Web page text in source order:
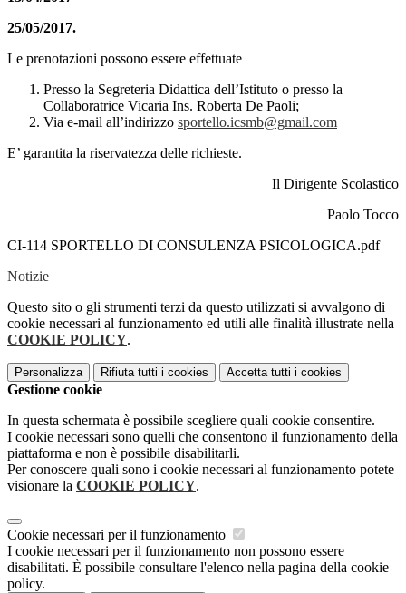
25/05/2017.
Le prenotazioni possono essere effettuate
Presso la Segreteria Didattica dell’Istituto o presso la
Collaboratrice Vicaria Ins. Roberta De Paoli;
Via e-mail all’indirizzo sportello.icsmb@gmail.com
E’ garantita la riservatezza delle richieste.
Il Dirigente Scolastico
Paolo Tocco
CI-114 SPORTELLO DI CONSULENZA PSICOLOGICA.pdf
Notizie
Questo sito o gli strumenti terzi da questo utilizzati si avvalgono di
cookie necessari al funzionamento ed utili alle finalità illustrate nella
COOKIE POLICY.
Personalizza Rifiuta tutti i cookies Accetta tutti i cookies
Gestione cookie
In questa schermata è possibile scegliere quali cookie consentire.
I cookie necessari sono quelli che consentono il funzionamento della
piattaforma e non è possibile disabilitarli.
Per conoscere quali sono i cookie necessari al funzionamento potete
visionare la COOKIE POLICY.
Cookie necessari per il funzionamento
I cookie necessari per il funzionamento non possono essere
disabilitati. È possibile consultare l'elenco nella pagina della cookie
policy.